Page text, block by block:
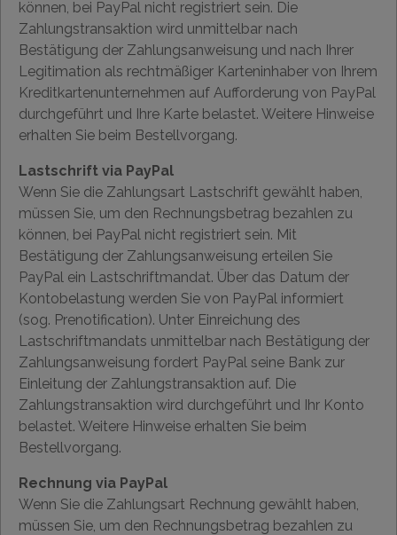
können, bei PayPal nicht registriert sein. Die
Zahlungstransaktion wird unmittelbar nach
Bestätigung der Zahlungsanweisung und nach Ihrer
Legitimation als rechtmäßiger Karteninhaber von Ihrem
Kreditkartenunternehmen auf Aufforderung von PayPal
durchgeführt und Ihre Karte belastet. Weitere Hinweise
erhalten Sie beim Bestellvorgang.
Lastschrift via PayPal
Wenn Sie die Zahlungsart Lastschrift gewählt haben,
müssen Sie, um den Rechnungsbetrag bezahlen zu
können, bei PayPal nicht registriert sein. Mit
Bestätigung der Zahlungsanweisung erteilen Sie
PayPal ein Lastschriftmandat. Über das Datum der
Kontobelastung werden Sie von PayPal informiert
(sog. Prenotification). Unter Einreichung des
Lastschriftmandats unmittelbar nach Bestätigung der
Zahlungsanweisung fordert PayPal seine Bank zur
Einleitung der Zahlungstransaktion auf. Die
Zahlungstransaktion wird durchgeführt und Ihr Konto
belastet. Weitere Hinweise erhalten Sie beim
Bestellvorgang.
Rechnung via PayPal
Wenn Sie die Zahlungsart Rechnung gewählt haben,
müssen Sie, um den Rechnungsbetrag bezahlen zu